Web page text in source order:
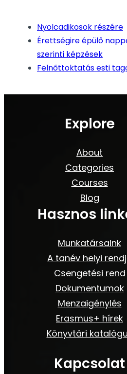
Nyolcadikosok részére
Érettségire épülő
szerinti képzések
Felnőttoktatás esti
Explore
About
Categories
Courses
Blog
Hasznos
Munkatársaink
A tanév helyi
Csengetési rend
Dokumentumok
Menzaigénylés
Erasmus+ hírek
Könyvtári
Kapcsolat